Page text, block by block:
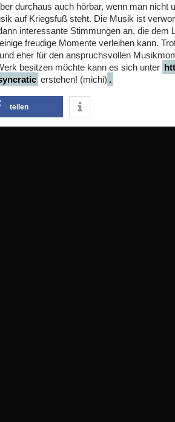
durchaus auch hörbar, wenn man nicht
auf Kriegsfuß steht. Die Musik ist
interessante Stimmungen an, die dem
freudige Momente verleihen kann.
eher für den anspruchsvollen
besitzen möchte kann es sich unter
erstehen! (michi) .
teilen